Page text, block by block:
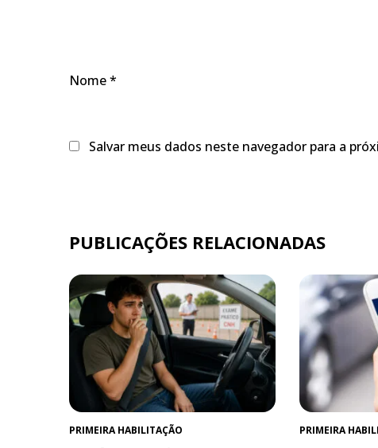
Nome*
Salvar meus dados neste navegador para a
PUBLICAÇÕES RELACIONADAS
PRIMEIRA HABILITAÇÃO PRIMEIRA